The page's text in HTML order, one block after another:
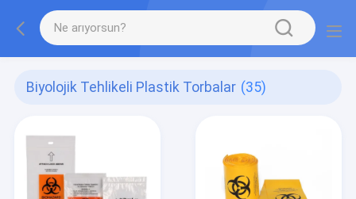
Biyolojik Tehlikeli Plastik Torbalar (35)